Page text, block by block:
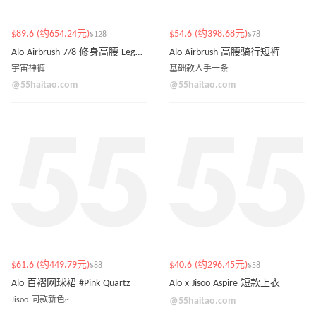
$89.6 (约654.24元)$128
Alo Airbrush 7/8 修身高腰 Legging
宇宙神裤
@55haitao.com
$54.6 (约398.68元)$78
Alo Airbrush 高腰骑行短裤
基础款人手一条
@55haitao.com
$61.6 (约449.79元)$88
Alo 百褶网球裙 #Pink Quartz
Jisoo 同款新色~
$40.6 (约296.45元)$58
Alo x Jisoo Aspire 短款上衣
@55haitao.com